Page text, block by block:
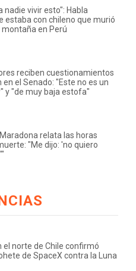
nadie vivir esto": Habla
estaba con chileno que murió
en Perú
reciben cuestionamientos
el Senado: "Este no es un
y "de muy baja estofa"
relata las horas
"Me dijo: 'no quiero
el norte de Chile confirmó
de SpaceX contra la Luna